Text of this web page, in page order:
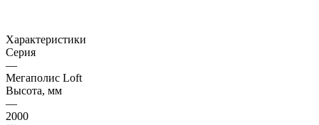
Характеристики
Серия
—
Мегаполис Loft
Высота, мм
—
2000